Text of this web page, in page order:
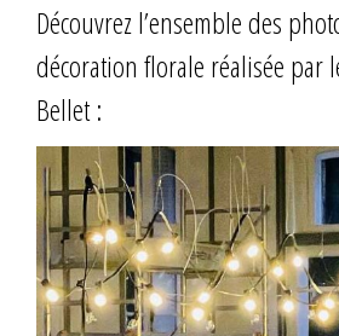
Découvrez l’ensemble des
décoration florale réalisée par
Bellet :